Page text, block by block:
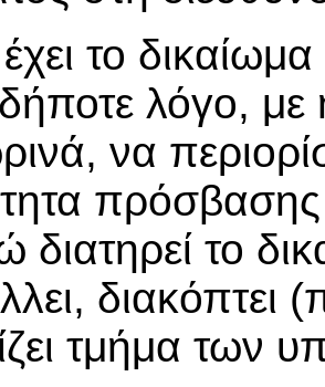
το
λόγο, με
να
πρόσβασης
διατηρεί το
διακόπτει
τμήμα των